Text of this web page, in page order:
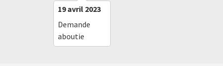
19 avril 2023
Demande
aboutie